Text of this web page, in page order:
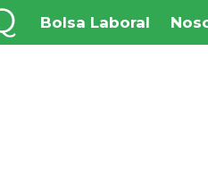
Bolsa Laboral